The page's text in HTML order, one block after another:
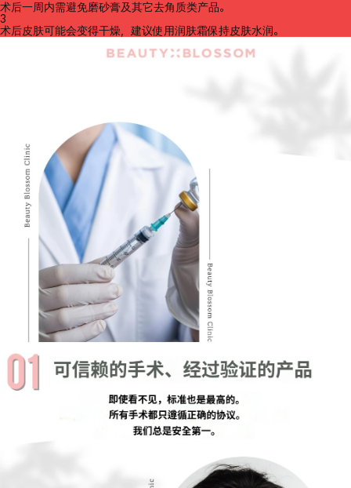
术后一周内需避免磨砂膏及其它去角质类产品。
3
术后皮肤可能会变得干燥，建议使用润肤霜保持皮肤水润。